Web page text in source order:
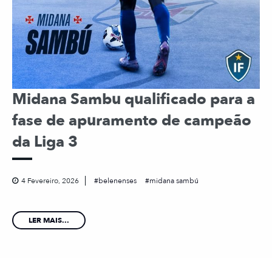
Midana Sambu qualificado para a
fase de apuramento de campeão
da Liga 3
4 Fevereiro, 2026 belenenses midana sambú
LER MAIS...